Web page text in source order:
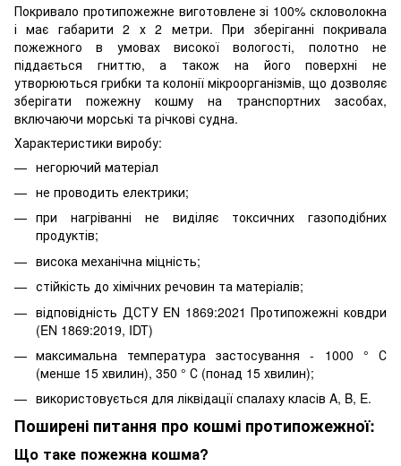
Покривало протипожежне виготовлене зі 100% скловолокна
і має габарити 2 х 2 метри. При зберіганні покривала
пожежного в умовах високої вологості, полотно не
піддається гниттю, а також на його поверхні не
утворюються грибки та колонії мікроорганізмів, що дозволяє
зберігати пожежну кошму на транспортних засобах,
включаючи морські та річкові судна.
Характеристики виробу:
негорючий матеріал
не проводить електрики;
при нагріванні не виділяє токсичних газоподібних
продуктів;
висока механічна міцність;
стійкість до хімічних речовин та матеріалів;
відповідність ДСТУ EN 1869:2021 Протипожежні ковдри
(EN 1869:2019, IDT)
максимальна температура застосування - 1000 ° С
(менше 15 хвилин), 350 ° С (понад 15 хвилин);
використовується для ліквідації спалаху класів A, B, E.
Поширені питання про кошмі протипожежної:
Що таке пожежна кошма?